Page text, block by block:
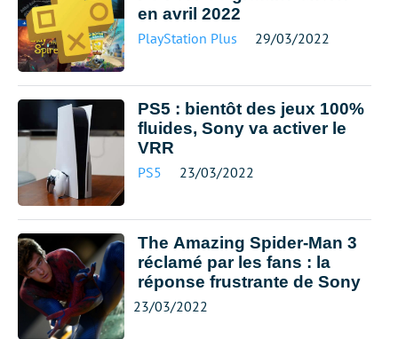
en avril 2022
PlayStation Plus 29/03/2022
PS5 : bientôt des jeux 100%
fluides, Sony va activer le
VRR
PS5 23/03/2022
The Amazing Spider-Man 3
réclamé par les fans : la
réponse frustrante de Sony
23/03/2022